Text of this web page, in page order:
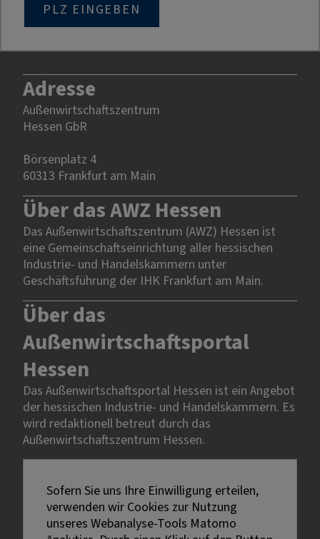
PLZ EINGEBEN
Adresse
Außenwirtschaftszentrum
Hessen GbR
Börsenplatz 4
60313 Frankfurt am Main
Über das AWZ Hessen
Das Außenwirtschaftszentrum (AWZ) Hessen ist
eine Gemeinschaftseinrichtung aller hessischen
Industrie- und Handelskammern unter
Geschäftsführung der IHK Frankfurt am Main.
Über das
Außenwirtschaftsportal
Hessen
Das Außenwirtschaftsportal Hessen ist ein Angebot
der hessischen Industrie- und Handelskammern. Es
wird redaktionell betreut durch das
Außenwirtschaftszentrum Hessen.
Impressum
Datenschutz
Sofern Sie uns Ihre Einwilligung erteilen,
verwenden wir Cookies zur Nutzung
unseres Webanalyse-Tools Matomo